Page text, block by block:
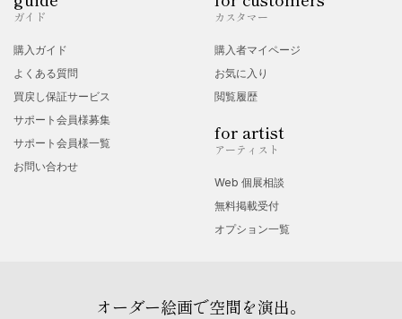
ガイド
購入ガイド
よくある質問
買戻し保証サービス
サポート会員様募集
サポート会員様一覧
お問い合わせ
カスタマー
購入者マイページ
お気に入り
閲覧履歴
for artist
アーティスト
Web 個展相談
無料掲載受付
オプション一覧
オーダー絵画で空間を演出。